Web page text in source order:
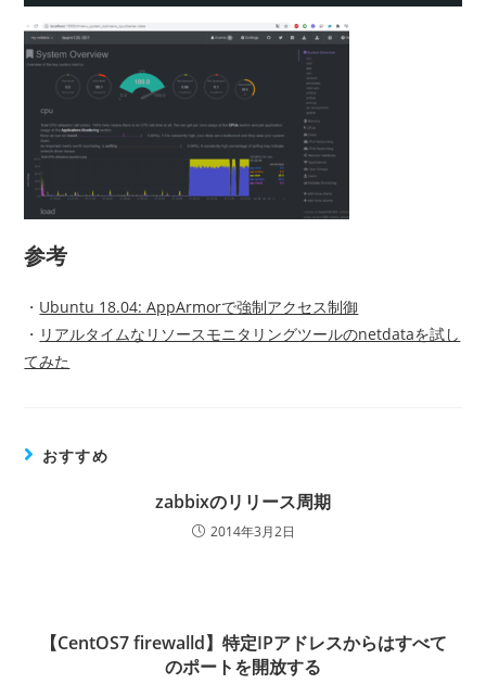
参考
・ Ubuntu 18.04: AppArmorで強制アクセス制御
・ リアルタイムなリソースモニタリングツールのnetdataを試し
てみた
おすすめ
zabbixのリリース周期
2014年3月2日
【CentOS7 firewalld】特定IPアドレスからはすべて
のポートを開放する